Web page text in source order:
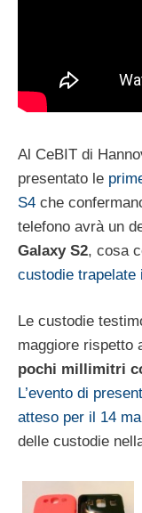
Al CeBIT di
presentato le
S4 che
telefono avrà un
Galaxy S2, cosa
custodie trapelate
Le custodie
maggiore rispetto
pochi millimitri
L’evento di
atteso per il 14
delle custodie